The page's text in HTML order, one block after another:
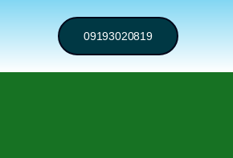
09193020819